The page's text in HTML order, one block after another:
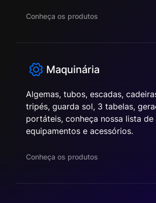
Conheça os produtos
Maquinária
Algemas, tubos, escadas,
tripés, guarda sol, 3 tabelas,
portáteis, conheça nossa lista de
equipamentos e acessórios.
Conheça os produtos